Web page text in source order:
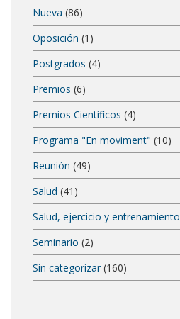
Nueva (86)
Oposición (1)
Postgrados (4)
Premios (6)
Premios Científicos (4)
Programa "En moviment" (10)
Reunión (49)
Salud (41)
Salud, ejercicio y entrenamiento
Seminario (2)
Sin categorizar (160)